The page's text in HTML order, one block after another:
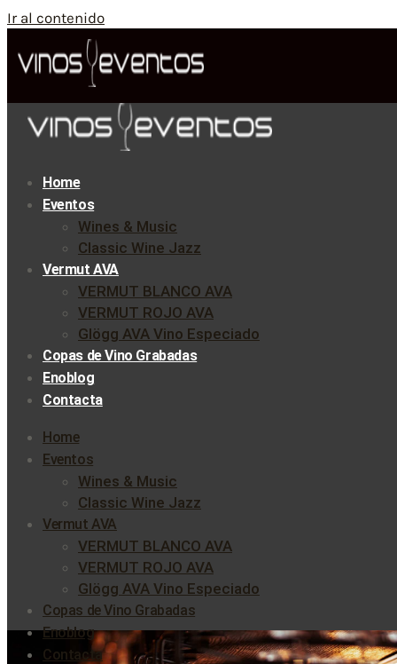
Ir al contenido
Home
Eventos
Wines & Music
Classic Wine Jazz
Vermut AVA
VERMUT BLANCO AVA
VERMUT ROJO AVA
Glögg AVA Vino Especiado
Copas de Vino Grabadas
Enoblog
Contacta
Home
Eventos
Wines & Music
Classic Wine Jazz
Vermut AVA
VERMUT BLANCO AVA
VERMUT ROJO AVA
Glögg AVA Vino Especiado
Copas de Vino Grabadas
Enoblog
Contacta